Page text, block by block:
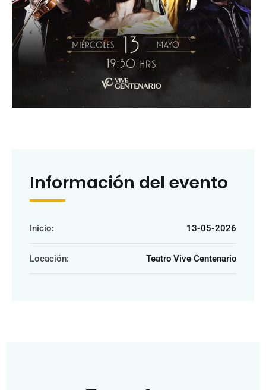
Información del evento
Inicio: 13-05-2026
Locación: Teatro Vive Centenario